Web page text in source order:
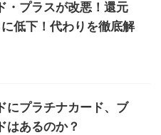
・プラスが改悪！還元
低下！代わりを徹底解
にプラチナカード、ブ
はあるのか？